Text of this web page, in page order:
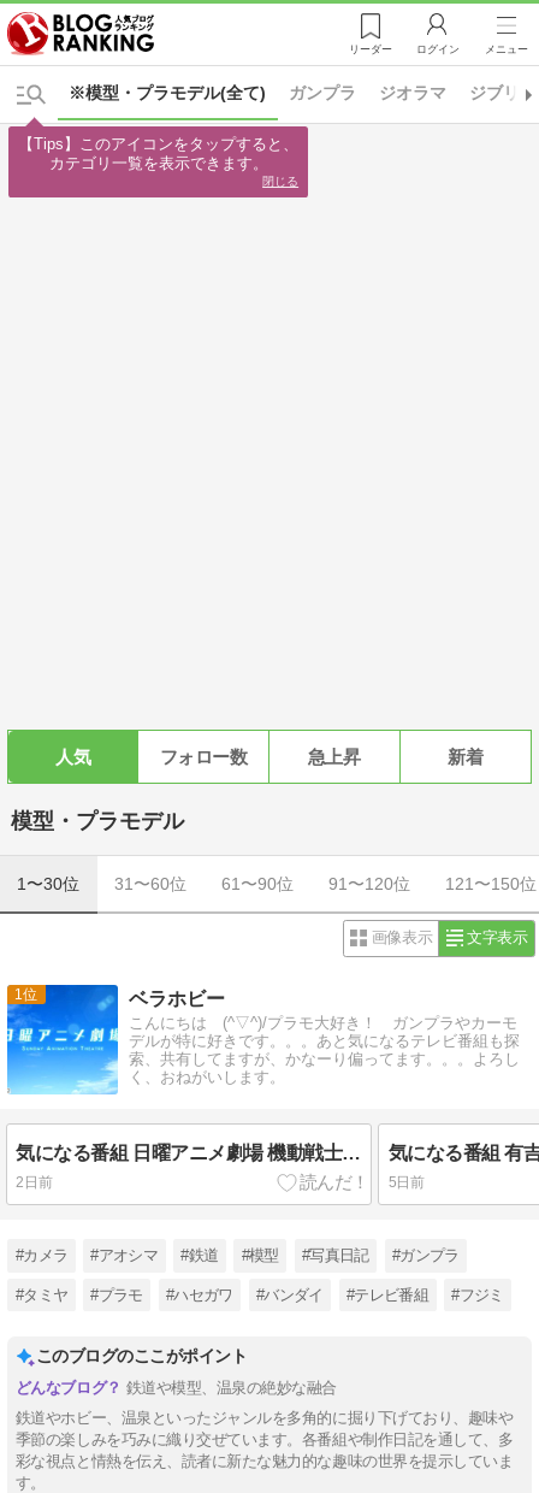
リーダー ログイン メニュー
※模型・プラモデル(全て) ガンプラ ジオラマ ジブリ
人気 フォロー数 急上昇 新着
模型・プラモデル
1〜30位 31〜60位 61〜90位 91〜120位 121〜150位
画像表示 文字表示
1 ベラホビー
こんにちは (^▽^)/プラモ大好き！ ガンプラやカーモ
デルが特に好きです。。。あと気になるテレビ番組も探
索、共有してますが、かなーり偏ってます。。。よろし
く、おねがいします。
気になる番組 日曜アニメ劇場 機動戦士ガンダム
2日前 5日前
#カメラ #アオシマ #鉄道 #模型 #写真日記 #ガンプラ
#タミヤ #プラモ #ハセガワ #バンダイ #テレビ番組 #フジミ
このブログのここがポイント
鉄道や模型、温泉の絶妙な融合
鉄道やホビー、温泉といったジャンルを多角的に掘り下げており、趣味や
季節の楽しみを巧みに織り交ぜています。各番組や制作日記を通して、多
彩な視点と情熱を伝え、読者に新たな魅力的な趣味の世界を提示していま
す。
【Tips】このアイコンをタップすると、
カテゴリ一覧を表示できます。
閉じる